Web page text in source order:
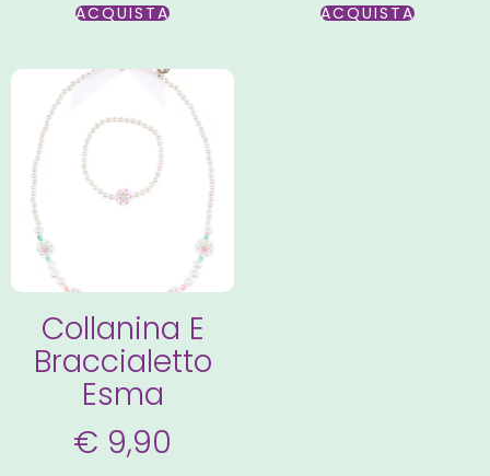
ACQUISTA
ACQUISTA
Collanina E
Braccialetto
Esma
€ 9,90